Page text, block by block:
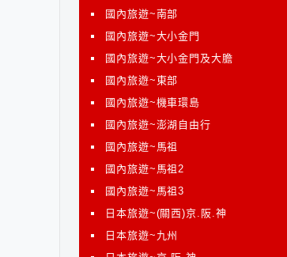
國內旅遊~南部
國內旅遊~大小金門
國內旅遊~大小金門及大膽
國內旅遊~東部
國內旅遊~機車環島
國內旅遊~澎湖自由行
國內旅遊~馬祖
國內旅遊~馬祖2
國內旅遊~馬祖3
日本旅遊~(關西)京.阪.神
日本旅遊~九州